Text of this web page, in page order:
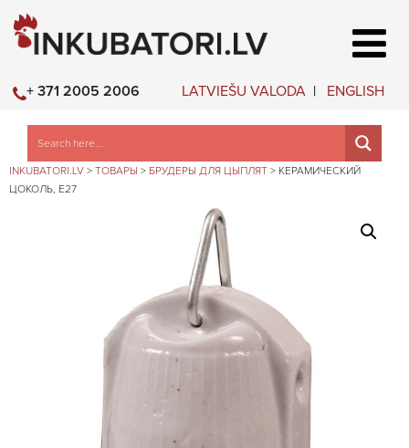
LATVIEŠU VALODA ENGLISH
+ 371 2005 2006
INKUBATORI.LV > ТОВАРЫ > БРУДЕРЫ ДЛЯ ЦЫПЛЯТ > КЕРАМИЧЕСКИЙ
ЦОКОЛЬ, E27